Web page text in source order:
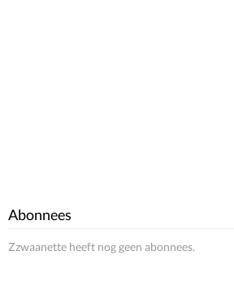
Abonnees
Zzwaanette heeft nog geen abonnees.